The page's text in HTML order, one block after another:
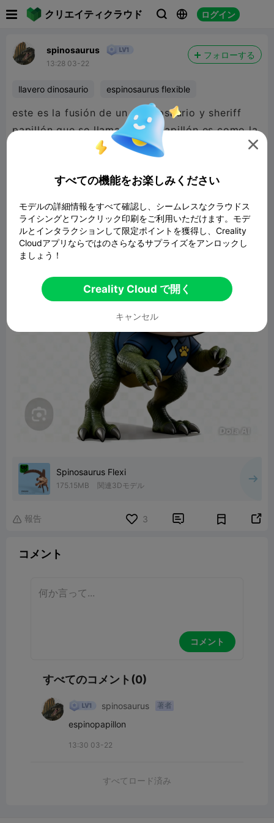
クリエイティクラウド   ログイン
spinosaurus
13:28 03-22
フォローする
llavero dinosaurio espinosaurus flexible
este es la fusión de un espinosaurio y sheriff
papillón que se llama Espinopapillón es como la
fusión de Miku y un espinosaurio solamente que
espinosaurio
Spinosaurus Flexi
175.15MB 関連3Dモデル
 報告 3  
コメント
コメント
すべてのコメント(0)
spinosaurus 著者
espinopapillon
13:30 03-22
すべてロード済み

すべての機能をお楽しみください
モデルの詳細情報をすべて確認し、シームレスなクラウドス
ライシングとワンクリック印刷をご利用いただけます。モデ
ルとインタラクションして限定ポイントを獲得し、Creality
Cloudアプリならではのさらなるサプライズをアンロックし
ましょう！
Creality Cloud で開く
キャンセル